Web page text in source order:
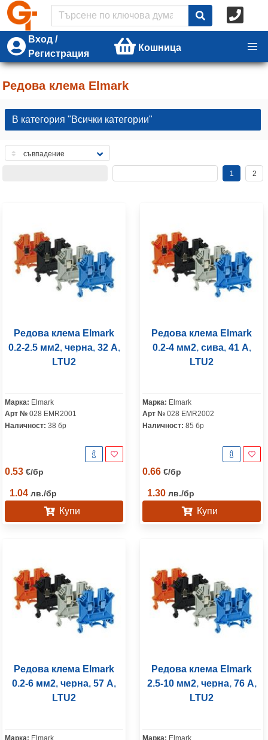
Вход /
Регистрация
Кошница
Редова клема Elmark
В категория "Всички категории"
1 2
Редова клема Elmark
0.2-2.5 мм2, черна, 32 A,
LTU2
Марка: Elmark
Арт № 028 EMR2001
Наличност: 38 бр
0.53 €/бр
1.04 лв./бр
Купи
Редова клема Elmark
0.2-4 мм2, сива, 41 A,
LTU2
Марка: Elmark
Арт № 028 EMR2002
Наличност: 85 бр
0.66 €/бр
1.30 лв./бр
Купи
Редова клема Elmark
0.2-6 мм2, черна, 57 A,
LTU2
Марка: Elmark
Редова клема Elmark
2.5-10 мм2, черна, 76 A,
LTU2
Марка: Elmark